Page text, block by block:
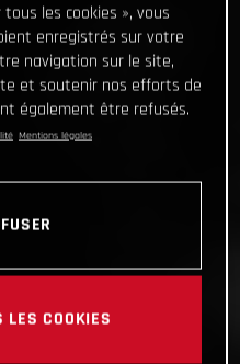
les cookies », vous
enregistrés sur votre
navigation sur le site,
et soutenir nos efforts de
également être refusés.
Mentions légales
LES COOKIES